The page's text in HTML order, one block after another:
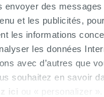
des
et les publicités,
les informations
les données
avec d’autres que
souhaitez en savoir
ici ou « personalizer